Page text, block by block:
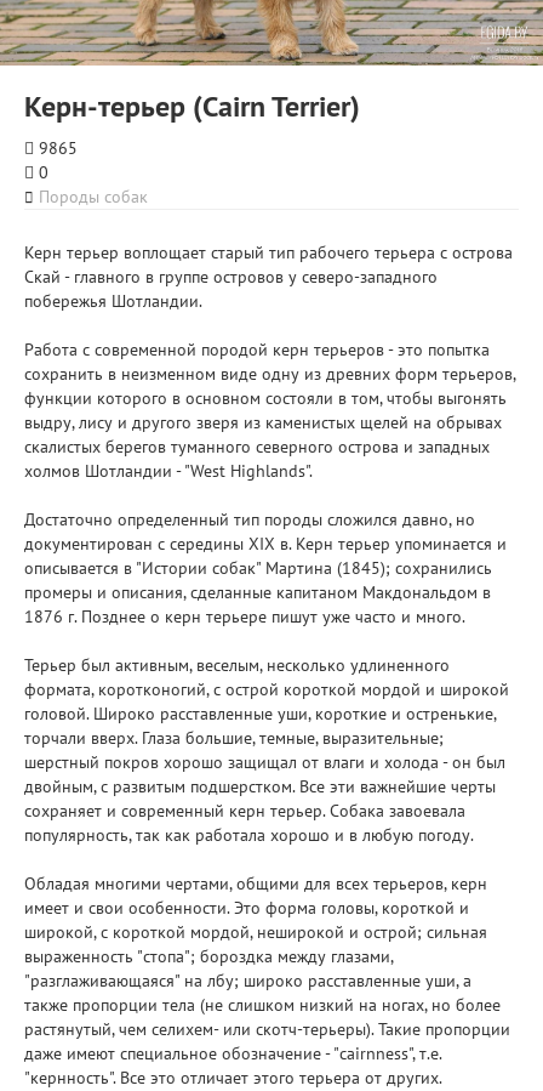
Керн-терьер (Cairn Terrier)
9865
0
Породы собак
Керн терьер воплощает старый тип рабочего терьера с острова
Скай - главного в группе островов у северо-западного
побережья Шотландии.
Работа с современной породой керн терьеров - это попытка
сохранить в неизменном виде одну из древних форм терьеров,
функции которого в основном состояли в том, чтобы выгонять
выдру, лису и другого зверя из каменистых щелей на обрывах
скалистых берегов туманного северного острова и западных
холмов Шотландии - "West Highlands".
Достаточно определенный тип породы сложился давно, но
документирован с середины XIX в. Керн терьер упоминается и
описывается в "Истории собак" Мартина (1845); сохранились
промеры и описания, сделанные капитаном Макдональдом в
1876 г. Позднее о керн терьере пишут уже часто и много.
Терьер был активным, веселым, несколько удлиненного
формата, коротконогий, с острой короткой мордой и широкой
головой. Широко расставленные уши, короткие и остренькие,
торчали вверх. Глаза большие, темные, выразительные;
шерстный покров хорошо защищал от влаги и холода - он был
двойным, с развитым подшерстком. Все эти важнейшие черты
сохраняет и современный керн терьер. Собака завоевала
популярность, так как работала хорошо и в любую погоду.
Обладая многими чертами, общими для всех терьеров, керн
имеет и свои особенности. Это форма головы, короткой и
широкой, с короткой мордой, неширокой и острой; сильная
выраженность "стопа"; бороздка между глазами,
"разглаживающаяся" на лбу; широко расставленные уши, а
также пропорции тела (не слишком низкий на ногах, но более
растянутый, чем селихем- или скотч-терьеры). Такие пропорции
даже имеют специальное обозначение - "cairnness", т.е.
"кернность". Все это отличает этого терьера от других.